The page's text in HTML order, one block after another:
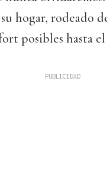
hogar, rodeado
posibles hasta